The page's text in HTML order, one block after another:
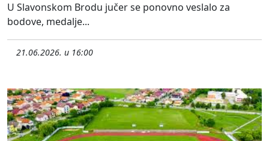
U Slavonskom Brodu jučer se ponovno veslalo za
bodove, medalje...
21.06.2026. u 16:00